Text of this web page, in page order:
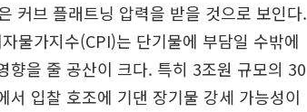
커브 플래트닝 압력을 받을 것으로 보인다.
물가지수(CPI)는 단기물에 부담일 수밖에
향을 줄 공산이 크다. 특히 3조원 규모의 30
입찰 호조에 기댄 장기물 강세 가능성이